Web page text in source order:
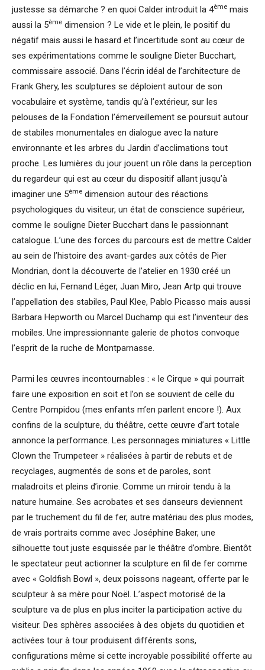
justesse sa démarche ? en quoi Calder introduit la 4ème mais
aussi la 5ème dimension ? Le vide et le plein, le positif du
négatif mais aussi le hasard et l’incertitude sont au cœur de
ses expérimentations comme le souligne Dieter Bucchart,
commissaire associé. Dans l’écrin idéal de l’architecture de
Frank Ghery, les sculptures se déploient autour de son
vocabulaire et système, tandis qu’à l’extérieur, sur les
pelouses de la Fondation l’émerveillement se poursuit autour
de stabiles monumentales en dialogue avec la nature
environnante et les arbres du Jardin d’acclimations tout
proche. Les lumières du jour jouent un rôle dans la perception
du regardeur qui est au cœur du dispositif allant jusqu’à
imaginer une 5ème dimension autour des réactions
psychologiques du visiteur, un état de conscience supérieur,
comme le souligne Dieter Bucchart dans le passionnant
catalogue. L’une des forces du parcours est de mettre Calder
au sein de l’histoire des avant-gardes aux côtés de Pier
Mondrian, dont la découverte de l’atelier en 1930 créé un
déclic en lui, Fernand Léger, Juan Miro, Jean Artp qui trouve
l’appellation des stabiles, Paul Klee, Pablo Picasso mais aussi
Barbara Hepworth ou Marcel Duchamp qui est l’inventeur des
mobiles. Une impressionnante galerie de photos convoque
l’esprit de la ruche de Montparnasse.
Parmi les œuvres incontournables : « le Cirque » qui pourrait
faire une exposition en soit et l’on se souvient de celle du
Centre Pompidou (mes enfants m’en parlent encore !). Aux
confins de la sculpture, du théâtre, cette œuvre d’art totale
annonce la performance. Les personnages miniatures « Little
Clown the Trumpeteer » réalisées à partir de rebuts et de
recyclages, augmentés de sons et de paroles, sont
maladroits et pleins d’ironie. Comme un miroir tendu à la
nature humaine. Ses acrobates et ses danseurs deviennent
par le truchement du fil de fer, autre matériau des plus modes,
de vrais portraits comme avec Joséphine Baker, une
silhouette tout juste esquissée par le théâtre d’ombre. Bientôt
le spectateur peut actionner la sculpture en fil de fer comme
avec « Goldfish Bowl », deux poissons nageant, offerte par le
sculpteur à sa mère pour Noël. L’aspect motorisé de la
sculpture va de plus en plus inciter la participation active du
visiteur. Des sphères associées à des objets du quotidien et
activées tour à tour produisent différents sons,
configurations même si cette incroyable possibilité offerte au